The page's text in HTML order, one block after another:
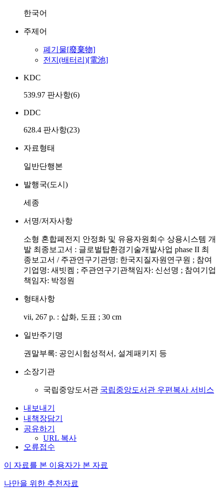
한국어
주제어
폐기물[廢棄物]
전지(배터리)[電池]
KDC
539.97 판사항(6)
DDC
628.4 판사항(23)
자료형태
일반단행본
발행국(도시)
세종
서명/저자사항
소형 혼합폐전지 안정화 및 유용자원회수 상용시스템 개
발 최종보고서 : 글로벌탑환경기술개발사업 phase II 최
종보고서 / 주관연구기관명: 한국지질자원연구원 ; 참여
기업명: 새빗켐 ; 주관연구기관책임자: 신선명 ; 참여기업
책임자: 박정원
형태사항
vii, 267 p. : 삽화, 도표 ; 30 cm
일반주기명
권말부록: 공인시험성적서, 설계패키지 등
소장기관
국립중앙도서관 국립중앙도서관 우편복사 서비스
내보내기
내책장담기
공유하기
URL 복사
오류접수
이 자료를 본 이용자가 본 자료
나만을 위한 추천자료